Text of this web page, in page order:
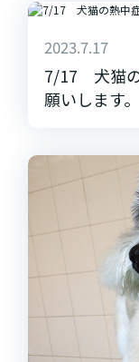
2023.7.17
7/17 犬猫
願いします。